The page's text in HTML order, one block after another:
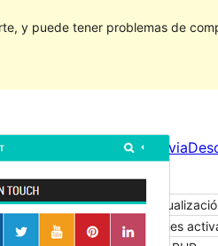
y puede tener problemas de
Vista previa
Versión
Última
Instalaciones